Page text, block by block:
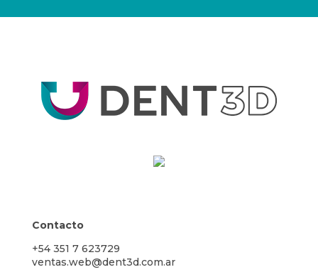
Contacto
+54 351 7 623729
ventas.web@dent3d.com.ar